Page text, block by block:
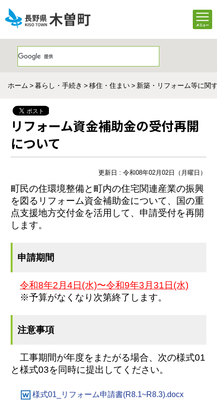
ホーム 暮らし・手続き 移住・住まい 新築・リフォーム等に関
リフォーム資金補助金の受付再開
について
更新日 : 令和08年02月02日（月曜日）
町民の住環境整備と町内の住宅関連産業の振興
を図るリフォーム資金補助金について、
国の重
点支援地方交付金を活用して、 申請受付を再開
します。
申請期間
令和8年2月4日(水)〜令和9年3月31日(水)
※予算がなくなり次第終了します。
注意事項
工事期間が年度をまたがる場合、次の様式01
と様式03を 同時に提出してください。
様式01_リフォーム申請書(R8.1~R8.3).docx